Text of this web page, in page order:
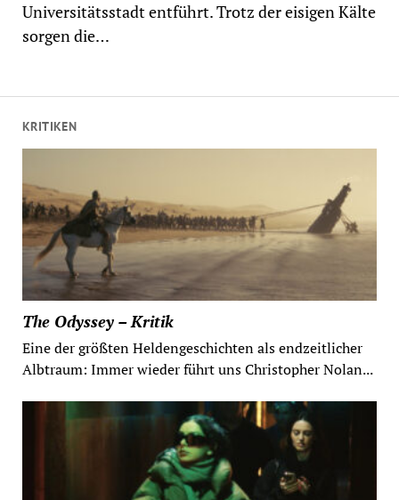
KRITIKEN
The Odyssey – Kritik
Eine der größten Heldengeschichten als endzeitlicher
Albtraum: Immer wieder führt uns Christopher Nolan...
Universitätsstadt entführt. Trotz der eisigen Kälte
sorgen die…